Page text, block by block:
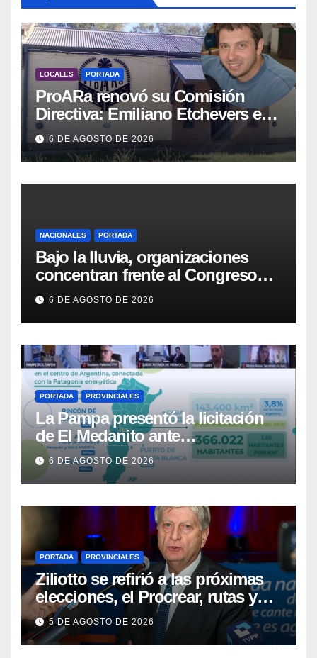
LOCALES PORTADA
ProARa renovó su Comisión
Directiva: Emiliano Etchevers es
el nuevo Presidente de la entidad
6 DE AGOSTO DE 2026
NACIONALES PORTADA
Bajo la lluvia, organizaciones
concentran frente al Congreso
contra de la Ley de Propiedad
Privada
6 DE AGOSTO DE 2026
PORTADA PROVINCIALES
La Pampa presentó la licitación
de El Medanito ante
representaciones diplomáticas
6 DE AGOSTO DE 2026
PORTADA PROVINCIALES
Ziliotto se refirió a las próximas
elecciones, el Procrear, rutas y
Vaca Muerta
5 DE AGOSTO DE 2026